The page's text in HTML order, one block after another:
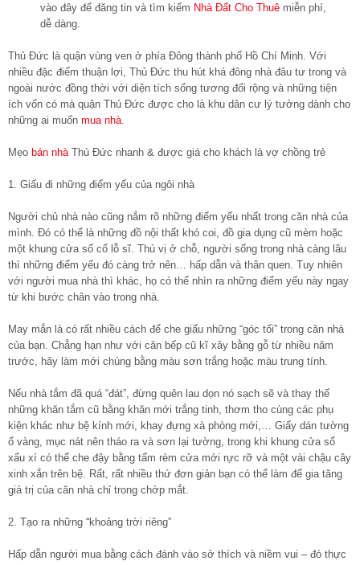
vào đây để đăng tin và tìm kiếm Nhà Đất Cho Thuê miễn phí,
dễ dàng.
Thủ Đức là quận vùng ven ở phía Đông thành phố Hồ Chí Minh. Với
nhiều đặc điểm thuận lợi, Thủ Đức thu hút khá đông nhà đâu tư trong và
ngoài nước đồng thời với diện tích sống tương đối rộng và những tiện
ích vốn có mà quận Thủ Đức được cho là khu dân cư lý tưởng dành cho
những ai muốn mua nhà
Mẹo bán nhà Thủ Đức nhanh & được giá cho khách là vợ chồng trẻ
1. Giấu đi những điểm yếu của ngôi nhà
Người chủ nhà nào cũng nắm rõ những điểm yếu nhất trong căn nhà của
mình. Đó có thể là những đồ nội thất khó coi, đồ gia dụng cũ mèm hoặc
một khung cửa sổ cổ lỗ sĩ. Thú vị ở chỗ, người sống trong nhà càng lâu
thì những điểm yếu đó càng trở nên… hấp dẫn và thân quen. Tuy nhiên
với người mua nhà thì khác, họ có thể nhìn ra những điểm yếu này ngay
từ khi bước chân vào trong nhà.
May mắn là có rất nhiều cách để che giấu những “góc tối” trong căn nhà
của bạn. Chẳng hạn như với căn bếp cũ kĩ xây bằng gỗ từ nhiều năm
trước, hãy làm mới chúng bằng màu sơn trắng hoặc màu trung tính.
Nếu nhà tắm đã quá “đát”, đừng quên lau dọn nó sạch sẽ và thay thế
những khăn tắm cũ bằng khăn mới trắng tinh, thơm tho cùng các phụ
kiện khác như bệ kính mới, khay đựng xà phòng mới,… Giấy dán tường
ố vàng, mục nát nên tháo ra và sơn lại tường, trong khi khung cửa sổ
xấu xí có thể che đậy bằng tấm rèm cửa mới rực rỡ và một vài chậu cây
xinh xắn trên bệ. Rất, rất nhiều thứ đơn giản bạn có thể làm để gia tăng
giá trị của căn nhà chỉ trong chớp mắt.
2. Tạo ra những “khoảng trời riêng”
Hấp dẫn người mua bằng cách đánh vào sở thích và niềm vui – đó thực